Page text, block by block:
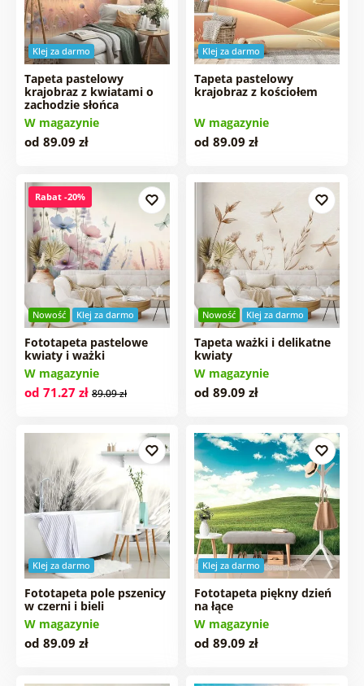
Klej za darmo
Tapeta pastelowy
krajobraz z kwiatami o
zachodzie słońca
W magazynie
od 89.09 zł
Klej za darmo
Tapeta pastelowy
krajobraz z kościołem
W magazynie
od 89.09 zł
Nowość Klej za darmo
Rabat -20%
Fototapeta pastelowe
kwiaty i ważki
W magazynie
od 71.27 zł 89.09 zł
Nowość Klej za darmo
Tapeta ważki i delikatne
kwiaty
W magazynie
od 89.09 zł
Klej za darmo
Fototapeta pole pszenicy
w czerni i bieli
W magazynie
od 89.09 zł
Klej za darmo
Fototapeta piękny dzień
na łące
W magazynie
od 89.09 zł